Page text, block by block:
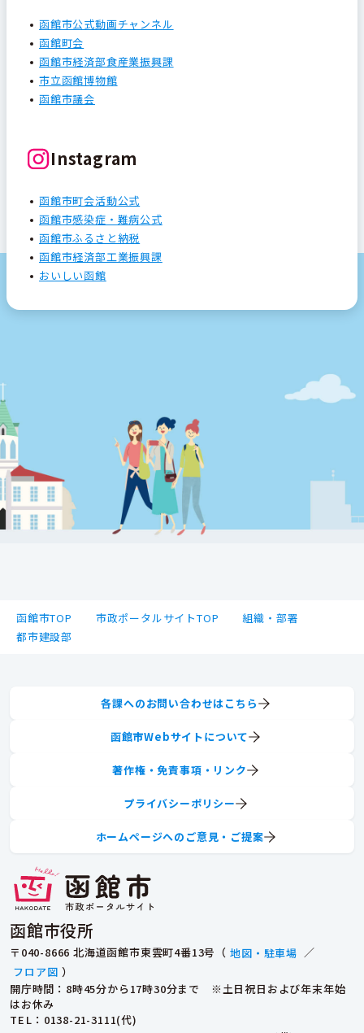
函館市公式動画チャンネル
函館町会
函館市経済部食産業振興課
市立函館博物館
函館市議会
Instagram
函館市町会活動公式
函館市感染症・難病公式
函館市ふるさと納税
函館市経済部工業振興課
おいしい函館
函館市TOP 市政ポータルサイトTOP
組織・部署
都市建設部
函館市役所
〒040-8666 北海道函館市東雲町4番13号（ 地図・駐車場 ／
フロア図 ）
開庁時間：8時45分から17時30分まで ※土日祝日および年末年始
はお休み
TEL ：0138-21-3111(代)
各課へのお問い合わせはこちら
函館市Webサイトについて
著作権・免責事項・リンク
プライバシーポリシー
ホームページへのご意見・ご提案